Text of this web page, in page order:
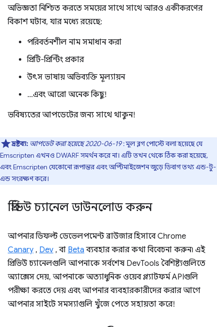
অভিজ্ঞতা নিশ্চিত করতে সময়ের সাথে সাথে আরও একীকরণের
বিকাশ ঘটাব, যার মধ্যে রয়েছে:
পরিবর্তনশীল নাম সমাধান করা
প্রিটি-প্রিন্টিং প্রকার
উৎস ভাষায় অভিব্যক্তি মূল্যায়ন
…এবং আরো অনেক কিছু!
ভবিষ্যতের আপডেটের জন্য সাথে থাকুন!
দ্রষ্টব্য: আপডেট করা হয়েছে 2020-06-19: মূল ব্লগ পোস্টে বলা হয়েছে যে
Emscripten এখনও DWARF সমর্থন করে না। এটি তখন থেকে ঠিক করা হয়েছে,
এবং Emscripten যেকোনো রূপান্তর এবং অপ্টিমাইজেশন জুড়ে ডিবাগ তথ্য এন্ড-টু-
এন্ড সংরক্ষণ করে।
প্রিভিউ চ্যানেল ডাউনলোড করুন
আপনার ডিফল্ট ডেভেলপমেন্ট ব্রাউজার হিসাবে Chrome
Canary , Dev , বা Beta ব্যবহার করার কথা বিবেচনা করুন৷ এই
প্রিভিউ চ্যানেলগুলি আপনাকে সর্বশেষ DevTools বৈশিষ্ট্যগুলিতে
অ্যাক্সেস দেয়, আপনাকে অত্যাধুনিক ওয়েব প্ল্যাটফর্ম APIগুলি
পরীক্ষা করতে দেয় এবং আপনার ব্যবহারকারীদের করার আগে
আপনার সাইটে সমস্যাগুলি খুঁজে পেতে সহায়তা করে!